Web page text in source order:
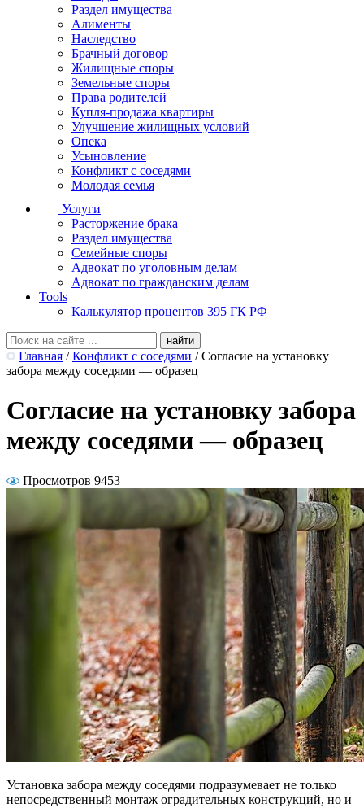
Раздел имущества
Алименты
Наследство
Брачный договор
Жилищные споры
Земельные споры
Права родителей
Купля-продажа квартиры
Улучшение жилищных условий
Опека
Усыновление
Конфликт с соседями
Молодая семья
Услуги
Расторжение брака
Раздел имущества
Семейные споры
Адвокат по уголовным делам
Адвокат по гражданским делам
Tools
Калькулятор процентов 395 ГК РФ
Главная / Конфликт с соседями / Согласие на установку
забора между соседями — образец
Согласие на установку забора
между соседями — образец
Просмотров 9453
Установка забора между соседями подразумевает не только
непосредственный монтаж оградительных конструкций, но и